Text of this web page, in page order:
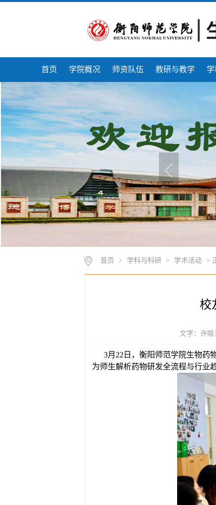
首页 学院概况 师资队伍 教研与教学
首页 > 学科与科研 > 学术活动 >
校
文字：许
3月22日，衡阳师范学院生物药
为师生解析药物研发全流程与行业